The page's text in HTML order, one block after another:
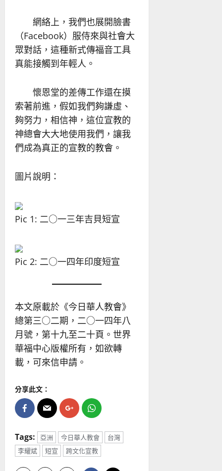
網絡上，我們也展開臉書
（Facebook）服侍來與社會大
眾對話，這種新式傳福音工具
真能接觸到年輕人。
懷恩堂的差傳工作還在摸
索著前進，假如我們夠謙虛、
夠努力，相信神，這位宣教的
神總會大大地使用我們，讓我
們成為真正的宣教的教會。
圖片說明：
Pic 1: 二○一三年吉貝短宣
Pic 2: 二○一四年印度短宣
本文原載於《今日華人教會》
總第三○二期，二○一四年八
月號，第十九至二十頁。世界
華福中心版權所有，如欲轉
載，可來信申請。
分享此文：
Tags: 亞洲 今日華人教會
台灣
李耀斌
短宣 跨文化宣教